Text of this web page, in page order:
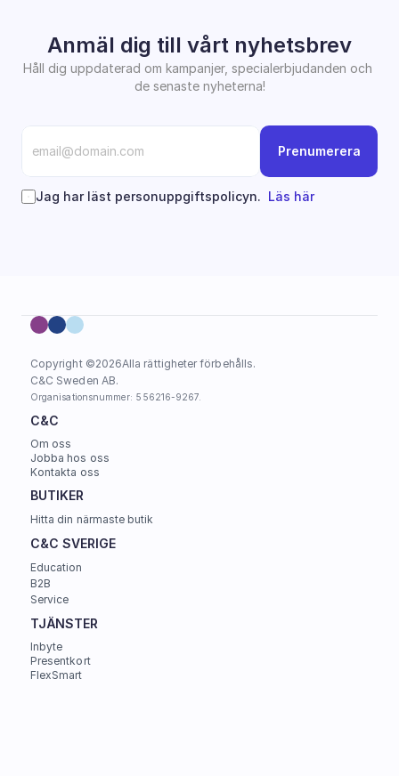
Anmäl dig till vårt nyhetsbrev
Håll dig uppdaterad om kampanjer, specialerbjudanden och
de senaste nyheterna!
Prenumerera
Jag har läst personuppgiftspolicyn. Läs här
Copyright ©2026Alla rättigheter förbehålls.
C&C Sweden AB.
Organisationsnummer: 556216-9267.
C&C
Om oss
Jobba hos oss
Kontakta oss
BUTIKER
Hitta din närmaste butik
C&C SVERIGE
Education
B2B
Service
TJÄNSTER
Inbyte
Presentkort
FlexSmart